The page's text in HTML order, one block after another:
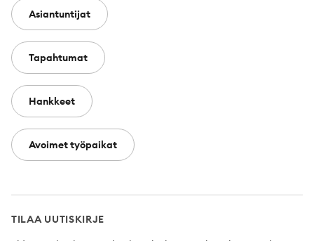
Asiantuntijat
Tapahtumat
Hankkeet
Avoimet työpaikat
TILAA UUTISKIRJE